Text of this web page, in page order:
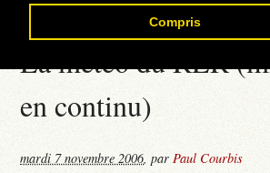
Compris
La météo du RER
en continu)
mardi 7 novembre 2006,parPaul Courbis